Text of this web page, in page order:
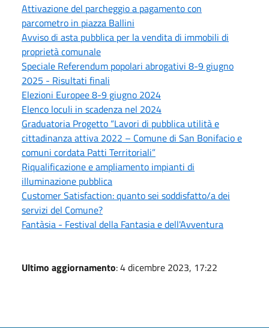
Attivazione del parcheggio a pagamento con
parcometro in piazza Ballini
Avviso di asta pubblica per la vendita di immobili di
proprietà comunale
Speciale Referendum popolari abrogativi 8-9 giugno
2025 - Risultati finali
Elezioni Europee 8-9 giugno 2024
Elenco loculi in scadenza nel 2024
Graduatoria Progetto “Lavori di pubblica utilità e
cittadinanza attiva 2022 – Comune di San Bonifacio e
comuni cordata Patti Territoriali”
Riqualificazione e ampliamento impianti di
illuminazione pubblica
Customer Satisfaction: quanto sei soddisfatto/a dei
servizi del Comune?
Fantàsia - Festival della Fantasia e dell'Avventura
Ultimo aggiornamento: 4 dicembre 2023, 17:22